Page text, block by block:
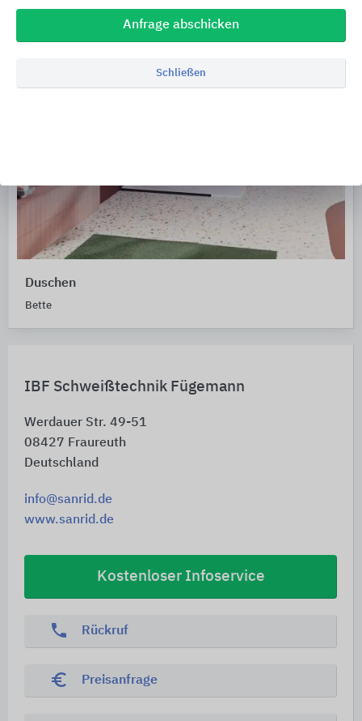
IBF Schweißtechnik Fügemann
Werdauer Str. 49-51
08427 Fraureuth
Deutschland
info@sanrid.de
www.sanrid.de
Kostenloser Infoservice
phone Rückruf
euro_symbol Preisanfrage
Duschen
Bette
Anfrage abschicken
Schließen